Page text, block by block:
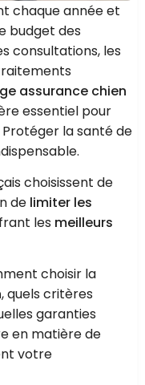
chaque année et
budget des
consultations, les
assurance chien
essentiel pour
la santé de
choisissent de
de limiter les
les meilleurs
choisir la
, quels critères
garanties
en matière de
votre